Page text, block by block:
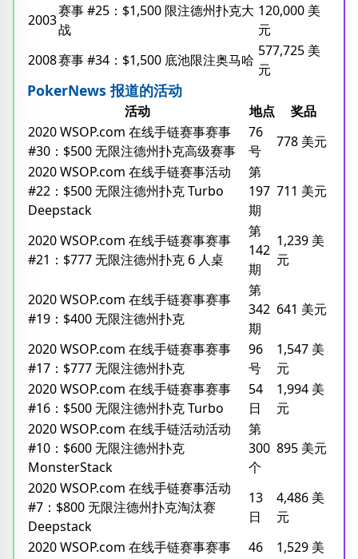
2003
赛事 #25：$1,500 限注德州扑克大
战
120,000 美
元
2008赛事 #34：$1,500 底池限注奥马哈
577,725 美
元
PokerNews 报道的活动
活动 地点
奖品
2020 WSOP.com 在线手链赛事赛事
#30：$500 无限注德州扑克高级赛事
76
号
778 美元
2020 WSOP.com 在线手链赛事活动
#22：$500 无限注德州扑克 Turbo
Deepstack
第
197
期
711 美元
2020 WSOP.com 在线手链赛事赛事
#21：$777 无限注德州扑克 6 人桌
第
142
期
1,239 美
元
2020 WSOP.com 在线手链赛事赛事
#19：$400 无限注德州扑克
第
342
期
641 美元
2020 WSOP.com 在线手链赛事赛事
#17：$777 无限注德州扑克
96
号
1,547 美
元
2020 WSOP.com 在线手链赛事赛事
#16：$500 无限注德州扑克 Turbo
54
日
1,994 美
元
2020 WSOP.com 在线手链活动活动
#10：$600 无限注德州扑克
MonsterStack
第
300
个
895 美元
2020 WSOP.com 在线手链赛事活动
#7：$800 无限注德州扑克淘汰赛
Deepstack
13
日
4,486 美
元
2020 WSOP.com 在线手链赛事赛事
46
1,529 美